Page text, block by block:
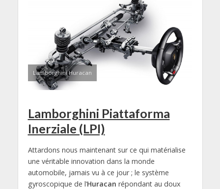
Lamborghini Huracan
Lamborghini Piattaforma
Inerziale (LPI)
Attardons nous maintenant sur ce qui matérialise
une véritable innovation dans la monde
automobile, jamais vu à ce jour ; le système
gyroscopique de l’Huracan répondant au doux